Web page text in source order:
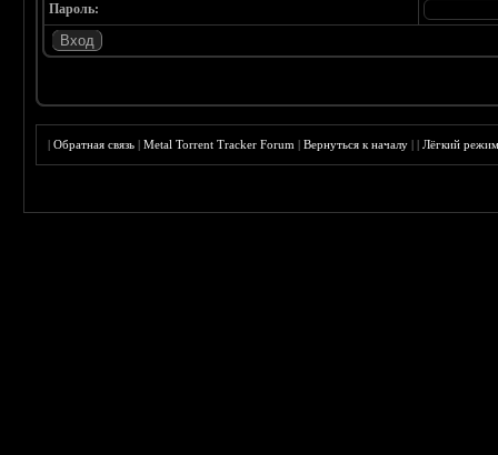
Пароль:
|Обратная связь |Metal Torrent Tracker Forum |Вернуться к началу ||Лёгкий